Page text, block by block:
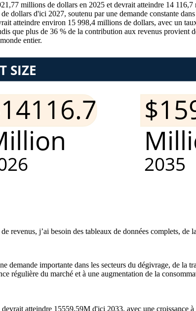
millions de dollars en 2025 et devrait atteindre 14
dollars d'ici 2027, soutenu par une demande constante
atteindre environ 15 998,4 millions de dollars, avec un
que plus de 36 % de la contribution aux revenus provient
entier.
revenus, j’ai besoin des tableaux de données complets, de
demande importante dans les secteurs du dégivrage, de
régulière du marché et à une augmentation de la
atteindre 15559,59M d'ici 2033, avec une croissance